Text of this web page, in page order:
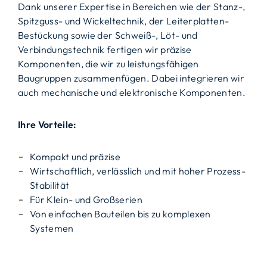
Dank unserer Expertise in Bereichen wie der Stanz-,
Spitzguss- und Wickeltechnik, der Leiterplatten-
Bestückung sowie der Schweiß-, Löt- und
Verbindungstechnik fertigen wir präzise
Komponenten, die wir zu leistungsfähigen
Baugruppen zusammenfügen. Dabei integrieren wir
auch mechanische und elektronische Komponenten.
Ihre Vorteile:
Kompakt und präzise
Wirtschaftlich, verlässlich und mit hoher Prozess-
Stabilität
Für Klein- und Großserien
Von einfachen Bauteilen bis zu komplexen
Systemen